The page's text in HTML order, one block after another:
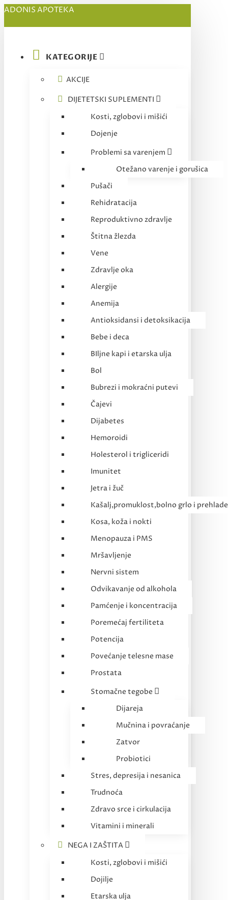
ADONIS APOTEKA
KATEGORIJE
AKCIJE
DIJETETSKI SUPLEMENTI
Kosti, zglobovi i mišići
Dojenje
Problemi sa varenjem
Otežano varenje i gorušica
Pušači
Rehidratacija
Reproduktivno zdravlje
Štitna žlezda
Vene
Zdravlje oka
Alergije
Anemija
Antioksidansi i detoksikacija
Bebe i deca
BIljne kapi i etarska ulja
Bol
Bubrezi i mokraćni putevi
Čajevi
Dijabetes
Hemoroidi
Holesterol i trigliceridi
Imunitet
Jetra i žuč
Kašalj,promuklost,bolno grlo i prehlade
Kosa, koža i nokti
Menopauza i PMS
Mršavljenje
Nervni sistem
Odvikavanje od alkohola
Pamćenje i koncentracija
Poremećaj fertiliteta
Potencija
Povećanje telesne mase
Prostata
Stomačne tegobe
Dijareja
Mučnina i povraćanje
Zatvor
Probiotici
Stres, depresija i nesanica
Trudnoća
Zdravo srce i cirkulacija
Vitamini i minerali
NEGA I ZAŠTITA
Kosti, zglobovi i mišići
Dojilje
Etarska ulja